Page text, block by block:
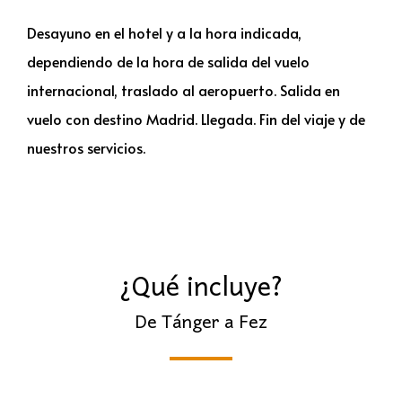
Desayuno en el hotel y a la hora indicada,
dependiendo de la hora de salida del vuelo
internacional, traslado al aeropuerto. Salida en
vuelo con destino Madrid. Llegada. Fin del viaje y de
nuestros servicios.
¿Qué incluye?
De Tánger a Fez